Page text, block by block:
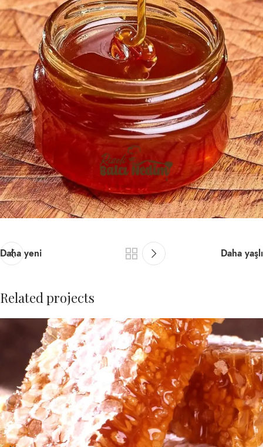
Daha yeni Daha yaşlı
Related projects